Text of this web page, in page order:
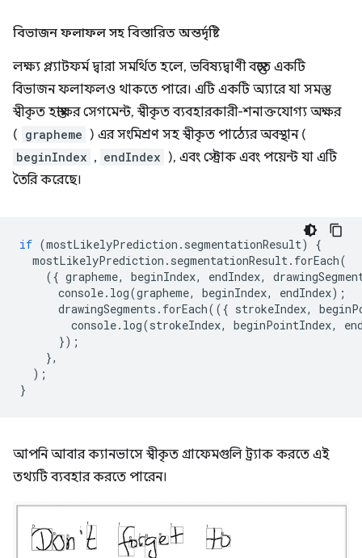
বিভাজন ফলাফল সহ বিস্তারিত অন্তর্দৃষ্টি
লক্ষ্য প্ল্যাটফর্ম দ্বারা সমর্থিত হলে, ভবিষ্যদ্বাণী বস্তুতে একটি
বিভাজন ফলাফলও থাকতে পারে। এটি একটি অ্যারে যা সমস্ত
স্বীকৃত হস্তাক্ষর সেগমেন্ট, স্বীকৃত ব্যবহারকারী-শনাক্তযোগ্য অক্ষর
( grapheme ) এর সংমিশ্রণ সহ স্বীকৃত পাঠ্যের অবস্থান (
beginIndex , endIndex ), এবং স্ট্রোক এবং পয়েন্ট যা এটি
তৈরি করেছে।
if (mostLikelyPrediction . segmentationResult)
{
mostLikelyPrediction . segmentationResult. forEach(
({ grapheme, beginIndex, endIndex,
console. log(grapheme, beginIndex, endIndex);
drawingSegments . forEach(({ strokeIndex,
console. log(strokeIndex, beginPointIndex,
});
},
);
}
আপনি আবার ক্যানভাসে স্বীকৃত গ্রাফেমগুলি ট্র্যাক করতে এই
তথ্যটি ব্যবহার করতে পারেন।